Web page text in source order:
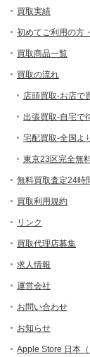
買取実績
初めてご利用の方
買取商品一覧
買取の流れ
店頭買取-お店で
出張買取-自宅で
宅配買取-全国よ
東京23区完全無
無料買取査定24時
買取利用規約
リンク
買取代理店募集
求人情報
運営会社
お問い合わせ
お知らせ
Apple Store 日本